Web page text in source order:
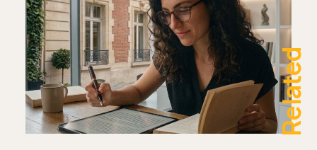
Related